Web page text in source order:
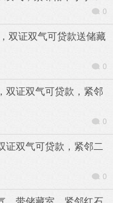
0
双证双气可贷款送储藏
0
双证双气可贷款，紧邻
0
证双气可贷款，紧邻二
0